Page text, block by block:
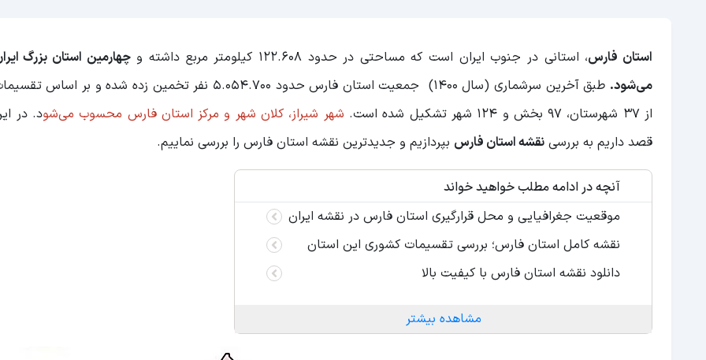
استان فارس، استانی در جنوب ایران است که مساحتی در حدود 122.608 کیلومتر مربع داشته و
چهارمین استان بزرگ
می‌شود.
طبق آخرین سرشماری (سال 1400) جمعیت استان فارس حدود 5.054.700 نفر تخمین زده شده و
از 37 شهرستان، 97 بخش و 124 شهر تشکیل شده است.
شهر شیراز، کلان شهر و مرکز استان فارس محسوب می‌شود. در
قصد داریم به بررسی نقشه استان فارس بپردازیم و جدیدترین نقشه استان فارس را بررسی نماییم.
آنچه در ادامه مطلب خواهید خواند
موقعیت جغرافیایی و محل قرارگیری استان فارس در نقشه ایران
نقشه کامل استان فارس؛ بررسی تقسیمات کشوری این استان
دانلود نقشه استان فارس با کیفیت بالا
مشاهده بیشتر